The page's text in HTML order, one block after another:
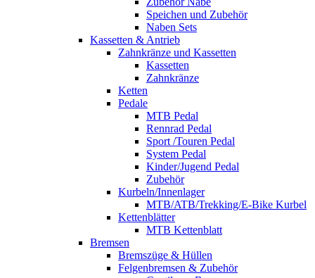
Speichen und Zubehör
Naben Sets
Kassetten & Antrieb
Zahnkränze und Kassetten
Kassetten
Zahnkränze
Ketten
Pedale
MTB Pedal
Rennrad Pedal
Sport /Touren Pedal
System Pedal
Kinder/Jugend Pedal
Zubehör
Kurbeln/Innenlager
MTB/ATB/Trekking/E-Bike Kurbel
Kettenblätter
MTB Kettenblatt
Bremsen
Bremszüge & Hüllen
Felgenbremsen & Zubehör